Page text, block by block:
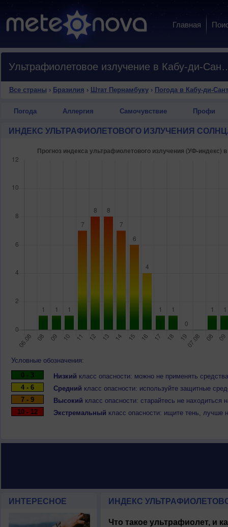
Главная
Ультрафиолетовое
Все страны › Бразилия › Штат Пернамбуку› Погода в Кабу-ди-
Погода Аллергия Самочувствие Профи
ИНДЕКС УЛЬТРАФИОЛЕТОВОГО ИЗЛУЧЕНИЯ
Условные обозначения:
0 - 3
Низкий класс опасности: можно не применять
4 - 6
Средний класс опасности: используйте защитные
7 - 9
Высокий класс опасности: старайтесь не
10 - 12
Экстремальный класс опасности: ищите тень, лучше
ИНТЕРЕСНОЕ ИНДЕКС
Что такое ультрафиолет, и